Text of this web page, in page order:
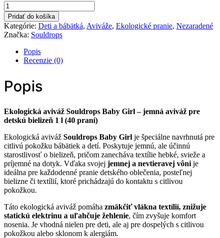
množstvo
Ekologická
aviváž
Souldrops
Baby
Pridať do košíka
Kategórie: Deti a bábätká, Aviváže, Ekologické pranie, Nezaradené
Značka: Souldrops
Popis
Recenzie (0)
Popis
Ekologická aviváž Souldrops Baby Girl – jemná aviváž pre
detskú bielizeň 1 l (40 praní)
Ekologická aviváž Souldrops Baby Girl je špeciálne navrhnutá pre
citlivú pokožku bábätiek a detí. Poskytuje jemnú, ale účinnú
starostlivosť o bielizeň, pričom zanecháva textílie hebké, svieže a
príjemné na dotyk. Vďaka svojej jemnej a nevtieravej vôni je
ideálna pre každodenné pranie detského oblečenia, posteľnej
bielizne či textílií, ktoré prichádzajú do kontaktu s citlivou
pokožkou.
Táto ekologická aviváž pomáha zmäkčiť vlákna textílií, znižuje
statickú elektrinu a uľahčuje žehlenie, čím zvyšuje komfort
nosenia. Je vhodná nielen pre deti, ale aj pre dospelých s citlivou
pokožkou alebo sklonom k alergiám.